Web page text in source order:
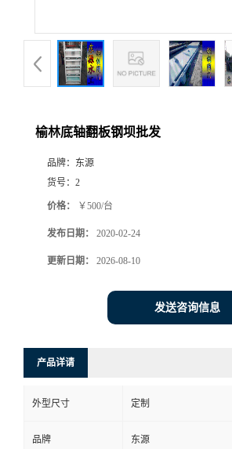
榆林底轴翻板钢坝批发
品牌： 东源
货号： 2
价格： ￥500/台
发布日期： 2020-02-24
更新日期： 2026-08-10
发送咨询信息
产品详请
外型尺寸 定制
品牌 东源